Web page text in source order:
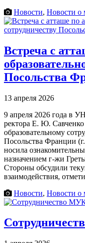
Новости, Новости о
Встреча с
Посольства
13 апреля 2026
9 апреля 2026 года в
ректора Е. Ю. Савченко
образовательному
Посольства Франции
носила
назначением г-жи
Стороны обсудили
взаимодействия,
Новости, Новости о